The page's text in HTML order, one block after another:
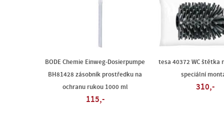
BODE Chemie Einweg-Dosierpumpe
BH81428 zásobník prostředku na
ochranu rukou 1000 ml
115,-
tesa 40372 WC štětka
speciální
310,-